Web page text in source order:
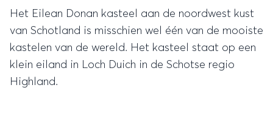
Het Eilean Donan kasteel aan de noordwest kust
van Schotland is misschien wel één van de mooiste
kastelen van de wereld. Het kasteel staat op een
klein eiland in Loch Duich in de Schotse regio
Highland.